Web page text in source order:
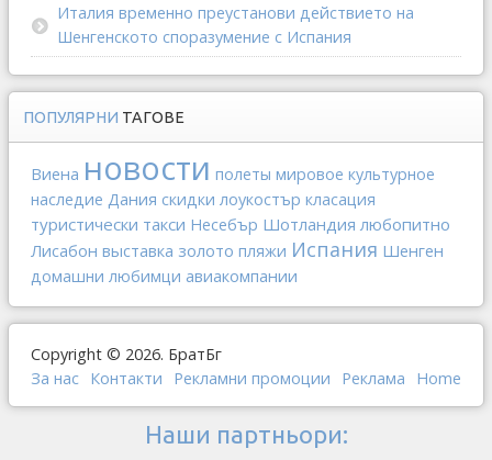
Италия временно преустанови действието на
Шенгенското споразумение с Испания
ПОПУЛЯРНИ ТАГОВЕ
Виена новости полеты мировое культурное
наследие Дания скидки лоукостър класация
туристически такси Несебър Шотландия любопитно
Лисабон выставка золото пляжи Испания Шенген
домашни любимци авиакомпании
Copyright © 2026. БратБг
За нас Контакти Рекламни промоции Реклама Home
Наши партньори: